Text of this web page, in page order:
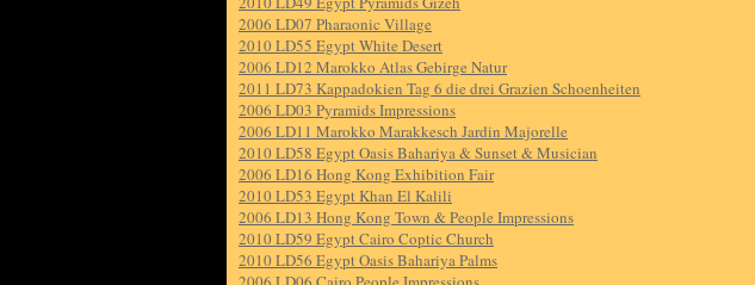
2006 LD07 Pharaonic Village
2010 LD55 Egypt White Desert
2006 LD12 Marokko Atlas Gebirge Natur
2011 LD73 Kappadokien Tag 6 die drei Grazien Schoenheiten
2006 LD03 Pyramids Impressions
2006 LD11 Marokko Marakkesch Jardin Majorelle
2010 LD58 Egypt Oasis Bahariya & Sunset & Musician
2006 LD16 Hong Kong Exhibition Fair
2010 LD53 Egypt Khan El Kalili
2006 LD13 Hong Kong Town & People Impressions
2010 LD59 Egypt Cairo Coptic Church
2010 LD56 Egypt Oasis Bahariya Palms